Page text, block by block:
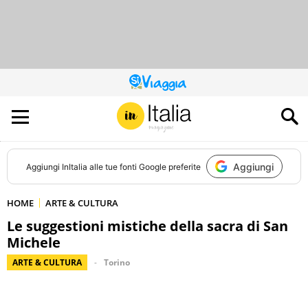
QUESTO
SITO
CONTRIBUISCE
ALL’AUDIENCE
DI
Aggiungi InItalia alle tue fonti Google preferite Aggiungi
HOME ARTE & CULTURA
Le suggestioni mistiche della sacra di San
Michele
ARTE & CULTURA Torino